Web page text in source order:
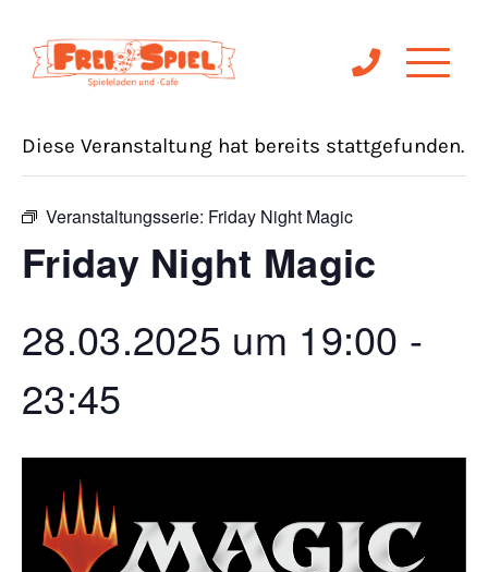
« Alle Veranstaltungen
Diese Veranstaltung hat bereits stattgefunden.
Veranstaltungsserie: Friday Night Magic
Friday Night Magic
28.03.2025 um 19:00 -
23:45